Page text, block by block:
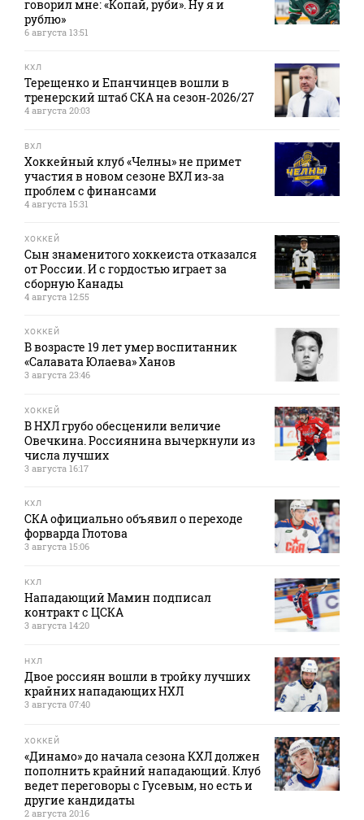
говорил мне: «Копай, руби». Ну я и
рублю»
6 августа 13:51
КХЛ
Терещенко и Епанчинцев вошли в
тренерский штаб СКА на сезон‑2026/27
4 августа 20:03
ВХЛ
Хоккейный клуб «Челны» не примет
участия в новом сезоне ВХЛ из‑за
проблем с финансами
4 августа 15:31
ХОККЕЙ
Сын знаменитого хоккеиста отказался
от России. И с гордостью играет за
сборную Канады
4 августа 12:55
ХОККЕЙ
В возрасте 19 лет умер воспитанник
«Салавата Юлаева» Ханов
3 августа 23:46
ХОККЕЙ
В НХЛ грубо обесценили величие
Овечкина. Россиянина вычеркнули из
числа лучших
3 августа 16:17
КХЛ
СКА официально объявил о переходе
форварда Глотова
3 августа 15:06
КХЛ
Нападающий Мамин подписал
контракт с ЦСКА
3 августа 14:20
НХЛ
Двое россиян вошли в тройку лучших
крайних нападающих НХЛ
3 августа 07:40
ХОККЕЙ
«Динамо» до начала сезона КХЛ должен
пополнить крайний нападающий. Клуб
ведет переговоры с Гусевым, но есть и
другие кандидаты
2 августа 20:16